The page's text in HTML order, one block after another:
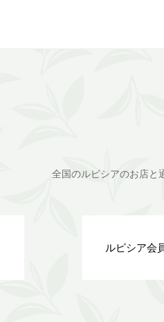
全国のルピシアのお店と
ルピシア会